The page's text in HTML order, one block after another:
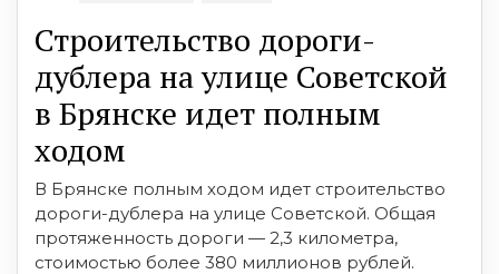
Строительство дороги-
дублера на улице Советской
в Брянске идет полным
ходом
В Брянске полным ходом идет строительство
дороги-дублера на улице Советской. Общая
протяженность дороги — 2,3 километра,
стоимостью более 380 миллионов рублей.